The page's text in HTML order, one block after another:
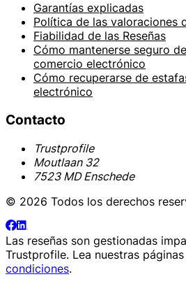
Garantías explicadas
Política de las valoraciones
Fiabilidad de las Reseñas
Cómo mantenerse seguro
comercio electrónico
Cómo recuperarse de
electrónico
Contacto
Trustprofile
Moutlaan 32
7523 MD Enschede
© 2026 Todos los derechos
Las reseñas son gestionadas
Trustprofile. Lea nuestras páginas
condiciones.